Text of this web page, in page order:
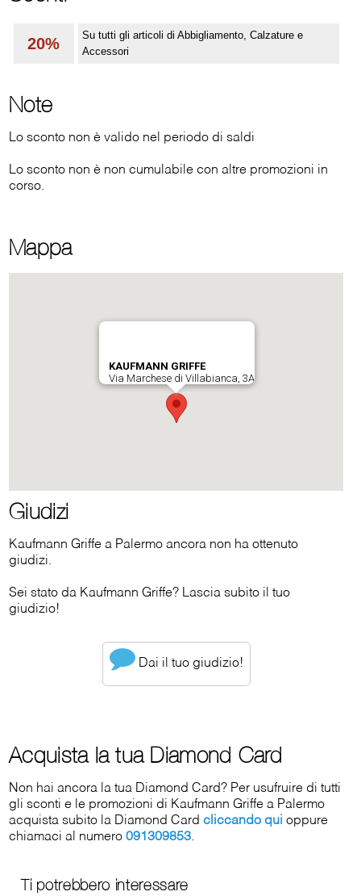
20%
Su tutti gli articoli di Abbigliamento, Calzature e
Accessori
Note
Lo sconto non è valido nel periodo di saldi
Lo sconto non è non cumulabile con altre promozioni in
corso.
Mappa
Giudizi
Kaufmann Griffe a Palermo ancora non ha ottenuto
giudizi.
Sei stato da Kaufmann Griffe? Lascia subito il tuo
giudizio!
Dai il tuo giudizio!
Acquista la tua Diamond Card
Non hai ancora la tua Diamond Card? Per usufruire di tutti
gli sconti e le promozioni di Kaufmann Griffe a Palermo
acquista subito la Diamond Cardcliccando qui oppure
chiamaci al numero091309853.
Ti potrebbero interessare